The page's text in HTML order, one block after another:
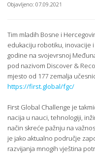
Objavljeno: 07.09.2021
Tim mladih Bosne i
edukaciju robotiku, inovacije
godine na svojevrsnoj
pod nazivom Discover &
mjesto od 177 zemalja
https://first.global/fgc/
First Global Challenge je
nacija u nauci, tehnologiji,
način skreće pažnju na
je jako aktualno područje
razvijanja mnogih vještina